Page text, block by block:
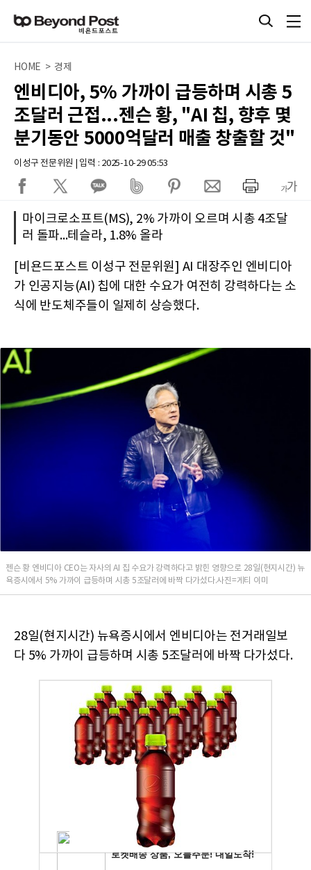
HOME > 경제
엔비디아, 5% 가까이 급등하며 시총 5
조달러 근접...젠슨 황, "AI 칩, 향후 몇
분기동안 5000억달러 매출 창출할 것"
이성구 전문위원 | 입력 : 2025-10-29 05:53
마이크로소프트(MS), 2% 가까이 오르며 시총 4조달
러 돌파...테슬라, 1.8% 올라
[비욘드포스트 이성구 전문위원] AI 대장주인 엔비디아
가 인공지능(AI) 칩에 대한 수요가 여전히 강력하다는 소
식에 반도체주들이 일제히 상승했다.
젠슨 황 엔비디아 CEO는 자사의 AI 칩 수요가 강력하다고 밝힌 영향으로 28일(현지시간) 뉴
욕증시에서 5% 가까이 급등하며 시총 5조달러에 바짝 다가섰다.사진=게티 이미
28일(현지시간) 뉴욕증시에서 엔비디아는 전거래일보
다 5% 가까이 급등하며 시총 5조달러에 바짝 다가섰다.